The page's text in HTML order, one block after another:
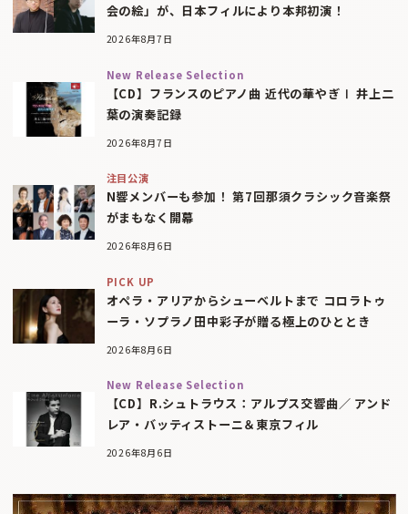
会の絵」が、日本フィルにより本邦初演！
2026年8月7日
New Release Selection
【CD】フランスのピアノ曲 近代の華やぎⅠ 井上二
葉の演奏記録
2026年8月7日
注目公演
N響メンバーも参加！ 第7回那須クラシック音楽祭
がまもなく開幕
2026年8月6日
PICK UP
オペラ・アリアからシューベルトまで コロラトゥ
ーラ・ソプラノ田中彩子が贈る極上のひととき
2026年8月6日
New Release Selection
【CD】R.シュトラウス：アルプス交響曲／ アンド
レア・バッティストーニ＆東京フィル
2026年8月6日